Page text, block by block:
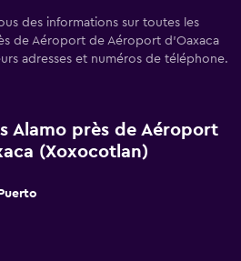
des informations sur toutes les
de Aéroport de Aéroport d'Oaxaca
adresses et numéros de téléphone.
Alamo près de Aéroport
(Xoxocotlan)